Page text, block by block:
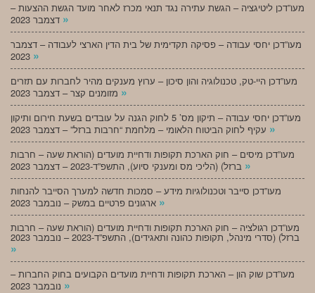
מעו”דכן ליטיגציה – הגשת עתירה נגד תנאי מכרז לאחר מועד הגשת ההצעות –
»
מעו”דכן יחסי עבודה – פסיקה תקדימית של בית הדין הארצי לעבודה – דצמבר
»
מעו”דכן היי-טק, טכנולוגיה והון סיכון – ערוץ מענקים מהיר לחברות עם תזרים
»
מעו”דכן יחסי עבודה – תיקון מס’ 5 לחוק הגנה על עובדים בשעת חירום ותיקון
»
מעו”דכן מיסים – חוק הארכת תקופות ודחיית מועדים (הוראת שעה – חרבות
»
מעו”דכן סייבר וטכנולוגיות מידע – סמכות חדשה למערך הסייבר להנחות
»
מעו”דכן רגולציה – חוק הארכת תקופות ודחיית מועדים (הוראת שעה – חרבות
ברזל) (סדרי מינהל, תקופות כהונה ותאגידים), התשפ”ד-2023 – נובמבר 2023
»
מעו”דכן שוק הון – הארכת תקופות ודחיית מועדים הקבועים בחוק החברות –
»